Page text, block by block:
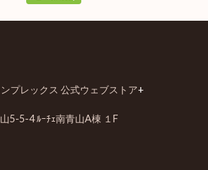
プレックス 公式ウェブストア+
5-5-4 ﾙｰﾁｪ南青山A棟 １F